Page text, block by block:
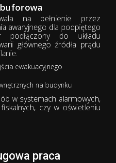
na pełnienie przez
awaryjnego dla podpiętego
podłączony do układu
głównego źródła prądu
w systemach alarmowych,
czy w oświetleniu
praca